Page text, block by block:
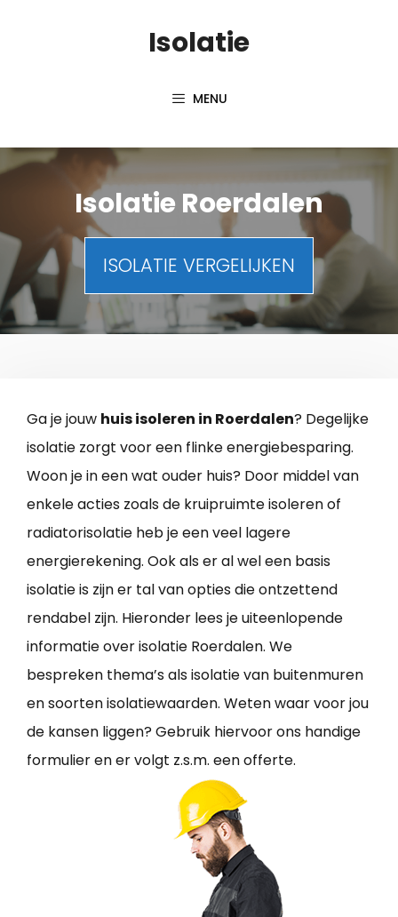
Isolatie
MENU
Isolatie Roerdalen
ISOLATIE VERGELIJKEN
Ga je jouw huis isoleren in Roerdalen? Degelijke
isolatie zorgt voor een flinke energiebesparing.
Woon je in een wat ouder huis? Door middel van
enkele acties zoals de kruipruimte isoleren of
radiatorisolatie heb je een veel lagere
energierekening. Ook als er al wel een basis
isolatie is zijn er tal van opties die ontzettend
rendabel zijn. Hieronder lees je uiteenlopende
informatie over isolatie Roerdalen. We
bespreken thema’s als isolatie van buitenmuren
en soorten isolatiewaarden. Weten waar voor jou
de kansen liggen? Gebruik hiervoor ons handige
formulier en er volgt z.s.m. een offerte.